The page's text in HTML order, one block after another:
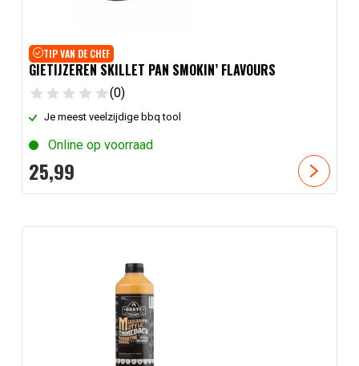
TIP VAN DE CHEF
GIETIJZEREN SKILLET PAN SMOKIN’ FLAVOURS
(0)
Je meest veelzijdige bbq tool
Online op voorraad
25,99